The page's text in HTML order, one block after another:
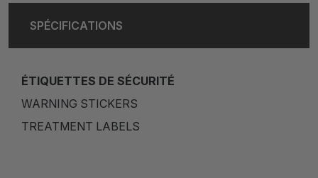
SPÉCIFICATIONS
ÉTIQUETTES DE SÉCURITÉ
WARNING STICKERS
TREATMENT LABELS